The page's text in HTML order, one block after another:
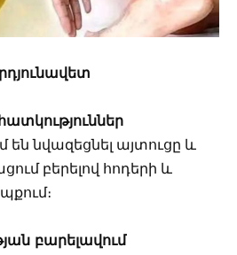
են նվազեցնել այտուցը և
բերելով հոդերի և
բարելավում